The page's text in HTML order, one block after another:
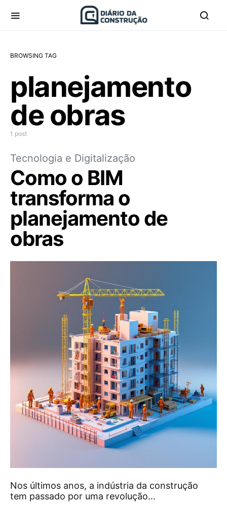
BROWSING TAG
planejamento
de obras
1 post
Tecnologia e Digitalização
Como o BIM
transforma o
planejamento de
obras
Nos últimos anos, a indústria da construção
tem passado por uma revolução…